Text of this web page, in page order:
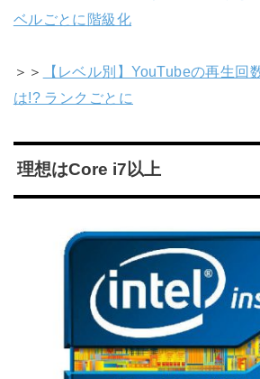
ベルごとに階級化
＞＞
【レベル別】YouTubeの再生回
は!? ランクごとに
理想はCore i7以上